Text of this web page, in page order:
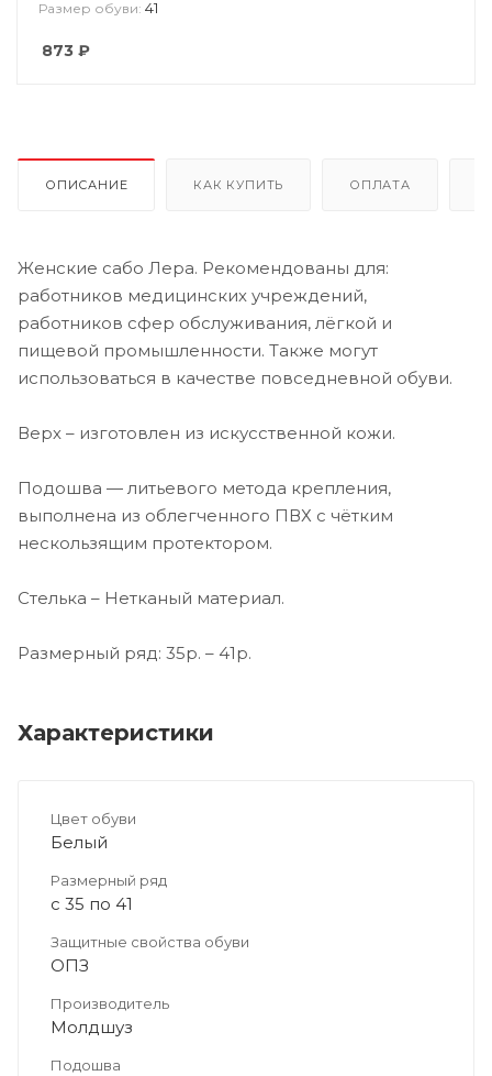
Размер обуви: 41
873 ₽
ОПИСАНИЕ КАК КУПИТЬ ОПЛАТА
Женские сабо Лера. Рекомендованы для:
работников медицинских учреждений,
работников сфер обслуживания, лёгкой и
пищевой промышленности. Также могут
использоваться в качестве повседневной обуви.
Верх – изготовлен из искусственной кожи.
Подошва — литьевого метода крепления,
выполнена из облегченного ПВХ с чётким
нескользящим протектором.
Стелька – Нетканый материал.
Размерный ряд: 35р. – 41р.
Характеристики
Цвет обуви
Белый
Размерный ряд
с 35 по 41
Защитные свойства обуви
ОПЗ
Производитель
Молдшуз
Подошва